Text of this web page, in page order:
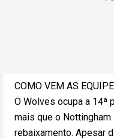
COMO VEM AS
O Wolves ocupa a 14ª
mais que o
rebaixamento. Apesar